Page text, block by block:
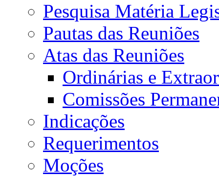
Pesquisa Matéria
Pautas das Reuniões
Atas das Reuniões
Ordinárias e
Comissões
Indicações
Requerimentos
Moções